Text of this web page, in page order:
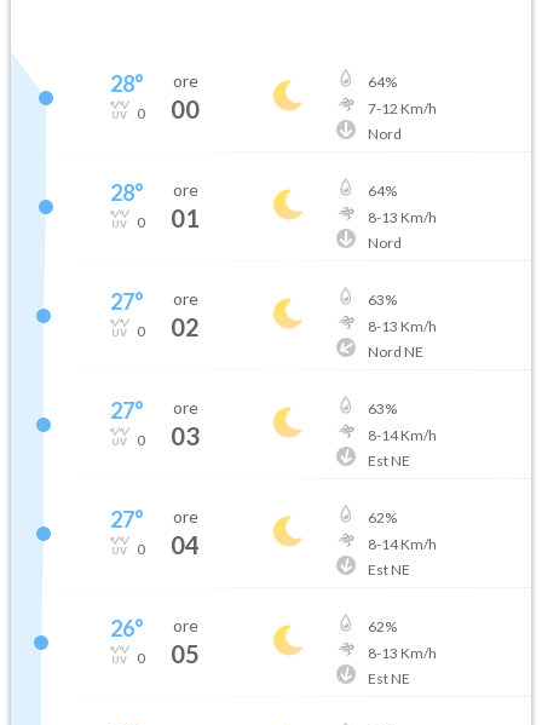
28°
0
ore
00
64%
7-12 Km/h
Nord
28°
0
ore
01
64%
8-13 Km/h
Nord
27°
0
ore
02
63%
8-13 Km/h
Nord NE
27°
0
ore
03
63%
8-14Km/h
Est NE
27°
0
ore
04
62%
8-14Km/h
Est NE
26°
0
ore
05
62%
8-13 Km/h
Est NE